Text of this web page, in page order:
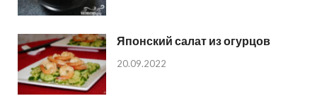
Японский салат из огурцов
20.09.2022